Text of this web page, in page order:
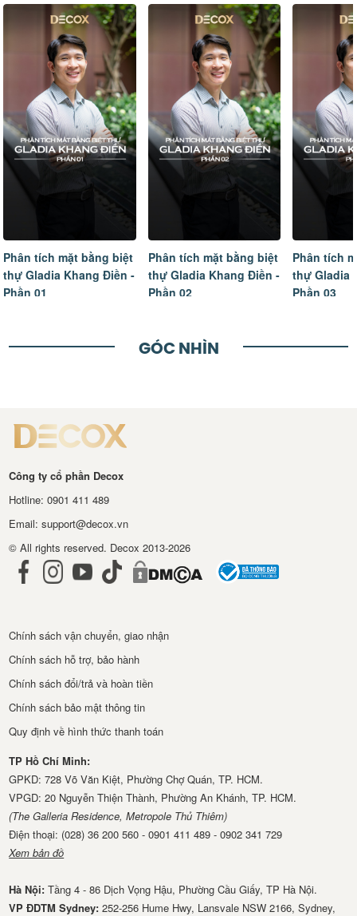
Phân tích mặt bằng biệt
thự Gladia Khang Điền -
Phần 02
Phân tích mặt bằng biệt
thự Gladia Khang Điền -
Phần 03
Tâm sự
ngôi nhà
hoàn thiện
GÓC NHÌN
Công ty cổ phần Decox
Hotline: 0901 411 489
Email: support@decox.vn
© All rights reserved. Decox 2013-2026
Chính sách vận chuyển, giao nhận
Chính sách hỗ trợ, bảo hành
Chính sách đổi/trả và hoàn tiền
Chính sách bảo mật thông tin
Quy định về hình thức thanh toán
TP Hồ Chí Minh:
GPKD: 728 Võ Văn Kiệt, Phường Chợ Quán, TP. HCM.
VPGD: 20 Nguyễn Thiện Thành, Phường An Khánh, TP. HCM.
(The Galleria Residence, Metropole Thủ Thiêm)
Điện thoại: (028) 36 200 560 - 0901 411 489 - 0902 341 729
Xem bản đồ
Hà Nội:Tầng 4 - 86 Dịch Vọng Hậu, Phường Cầu Giấy, TP Hà Nội.
VP ĐDTM Sydney: 252-256 Hume Hwy, Lansvale NSW 2166, Sydney,